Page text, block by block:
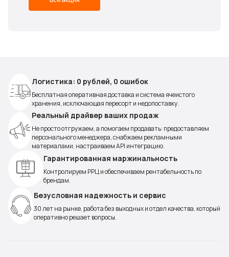
Логистика: 0 рублей, 0 ошибок
Бесплатная оперативная доставка и система ячеистого
хранения, исключающая пересорт и недопоставку.
Реальный драйвер ваших продаж
Не просто отгружаем, а помогаем продавать: предоставляем
персонального менеджера, снабжаем рекламными
материалами, настраиваем API интеграцию.
Гарантированная маржинальность
Контролируем РРЦ и обеспечиваем рентабельность по
брендам.
Безусловная надежность и сервис
30 лет на рынке, работа без выходных и отдел качества, который
оперативно решает вопросы.